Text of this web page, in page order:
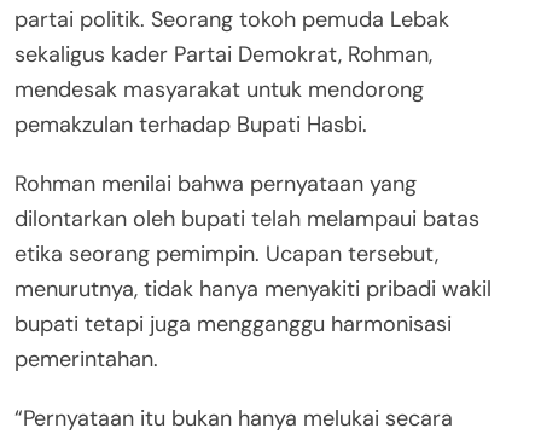
partai politik. Seorang tokoh pemuda Lebak
sekaligus kader Partai Demokrat, Rohman,
mendesak masyarakat untuk mendorong
pemakzulan terhadap Bupati Hasbi.
Rohman menilai bahwa pernyataan yang
dilontarkan oleh bupati telah melampaui batas
etika seorang pemimpin. Ucapan tersebut,
menurutnya, tidak hanya menyakiti pribadi wakil
bupati tetapi juga mengganggu harmonisasi
pemerintahan.
“Pernyataan itu bukan hanya melukai secara